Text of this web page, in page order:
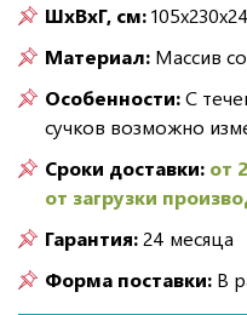
ШxВxГ, см:
Материал: Массив
Особенности:С
сучков возможно
Сроки доставки: от
от загрузки
Гарантия:24 месяца
Форма поставки: В